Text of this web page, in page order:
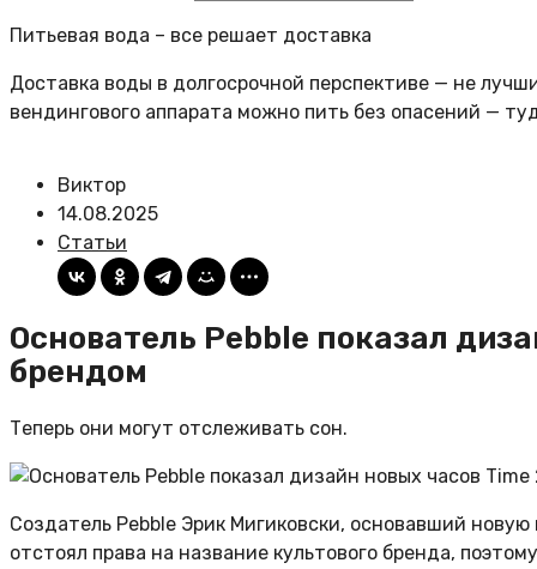
Питьевая вода – все решает доставка
Доставка воды в долгосрочной перспективе — не
вендингового аппарата можно пить без опасений —
Виктор
14.08.2025
Статьи
Основатель Pebble показал
брендом
Теперь они могут отслеживать сон.
Создатель Pebble Эрик Мигиковски, основавший
отстоял права на название культового бренда,